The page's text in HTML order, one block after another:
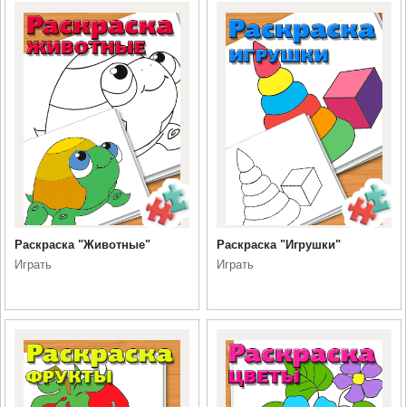
Раскраска "Животные"
Играть
Раскраска "Игрушки"
Играть